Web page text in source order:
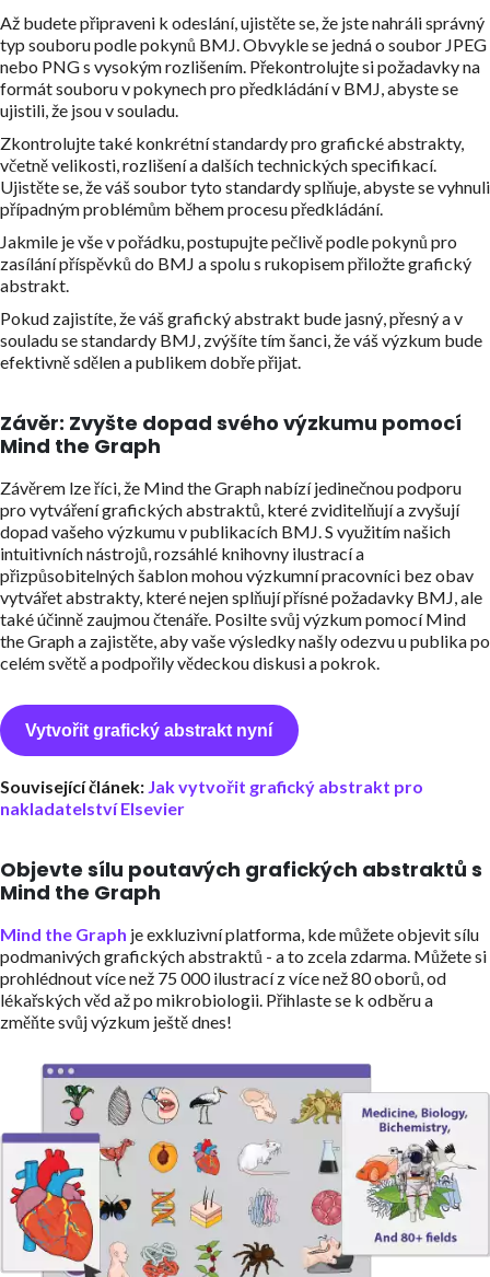
Až budete připraveni k odeslání, ujistěte se, že jste nahráli správný
typ souboru podle pokynů BMJ. Obvykle se jedná o soubor JPEG
nebo PNG s vysokým rozlišením. Překontrolujte si požadavky na
formát souboru v pokynech pro předkládání v BMJ, abyste se
ujistili, že jsou v souladu.
Zkontrolujte také konkrétní standardy pro grafické abstrakty,
včetně velikosti, rozlišení a dalších technických specifikací.
Ujistěte se, že váš soubor tyto standardy splňuje, abyste se vyhnuli
případným problémům během procesu předkládání.
Jakmile je vše v pořádku, postupujte pečlivě podle pokynů pro
zasílání příspěvků do BMJ a spolu s rukopisem přiložte grafický
abstrakt.
Pokud zajistíte, že váš grafický abstrakt bude jasný, přesný a v
souladu se standardy BMJ, zvýšíte tím šanci, že váš výzkum bude
efektivně sdělen a publikem dobře přijat.
Závěr: Zvyšte dopad svého výzkumu pomocí
Mind the Graph
Závěrem lze říci, že Mind the Graph nabízí jedinečnou podporu
pro vytváření grafických abstraktů, které zviditelňují a zvyšují
dopad vašeho výzkumu v publikacích BMJ. S využitím našich
intuitivních nástrojů, rozsáhlé knihovny ilustrací a
přizpůsobitelných šablon mohou výzkumní pracovníci bez obav
vytvářet abstrakty, které nejen splňují přísné požadavky BMJ, ale
také účinně zaujmou čtenáře. Posilte svůj výzkum pomocí Mind
the Graph a zajistěte, aby vaše výsledky našly odezvu u publika po
celém světě a podpořily vědeckou diskusi a pokrok.
Vytvořit grafický abstrakt nyní
Související článek: Jak vytvořit grafický abstrakt pro
nakladatelství Elsevier
Objevte sílu poutavých grafických abstraktů s
Mind the Graph
Mind the Graph je exkluzivní platforma, kde můžete objevit sílu
podmanivých grafických abstraktů - a to zcela zdarma. Můžete si
prohlédnout více než 75 000 ilustrací z více než 80 oborů, od
lékařských věd až po mikrobiologii. Přihlaste se k odběru a
změňte svůj výzkum ještě dnes!